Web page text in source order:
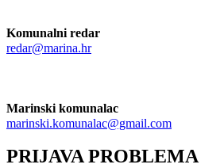
Komunalni redar
redar@marina.hr
Marinski komunalac
marinski.komunalac@gmail.com
PRIJAVA PROBLEMA